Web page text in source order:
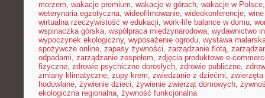
morzem, wakacje premium, wakacje w górach, wakacje w Polsce
weterynaria egzotyczna, wideofilmowanie, wideokonferencje,
wirtualna rzeczywistość w edukacji, work-life balance w domu,
wspinaczka górska, współpraca międzynarodowa, wydawnictwo
wypoczynek ekologiczny, wyposażenie ogrodu, wystawa
spożywcze online, zapasy żywności, zarządzanie flotą,
odpadami, zarządzanie zespołem, zdjęcia produktowe e-
fizyczne, zdrowie psychiczne dorosłych, zdrowie publiczne,
zmiany klimatyczne, zupy krem, zwiedzanie z dziećmi,
hodowlane, żywienie dzieci, żywienie zwierząt domowych,
ekologiczna regionalna, żywność funkcjonalna